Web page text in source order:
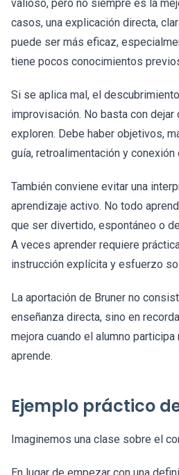
valioso, pero no siempre es la
casos, una explicación directa,
puede ser más eficaz,
tiene pocos conocimientos
Si se aplica mal, el
improvisación. No basta con dejar
exploren. Debe haber objetivos,
guía, retroalimentación y conexión
También conviene evitar una
aprendizaje activo. No todo
que ser divertido, espontáneo o
A veces aprender requiere
instrucción explícita y esfuerzo
La aportación de Bruner no
enseñanza directa, sino en
mejora cuando el alumno
aprende.
Ejemplo práctico
Imaginemos una clase sobre el